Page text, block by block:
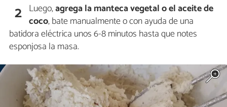
2 Luego,agrega la manteca vegetal o el aceite de
coco, bate manualmente o con ayuda de una
batidora eléctrica unos 6-8 minutos hasta que notes
esponjosa la masa.